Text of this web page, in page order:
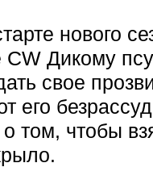
нового
CW Дикому
свое
его
том, чтобы